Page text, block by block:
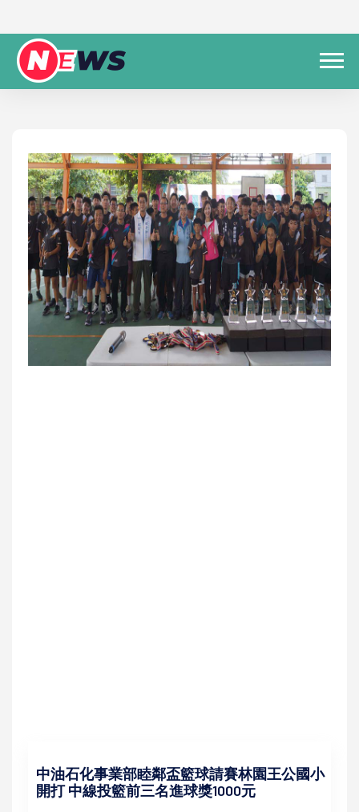
中油石化事業部睦鄰盃籃球請賽林園王公國小
開打 中線投籃前三名進球獎1000元